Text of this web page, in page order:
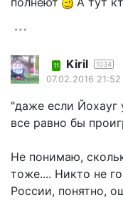
11 Kiril 1034
07.02.2016 21:52
"даже если Йохауг
все равно бы
Не понимаю,
тоже.... Никто не
России, понятно,